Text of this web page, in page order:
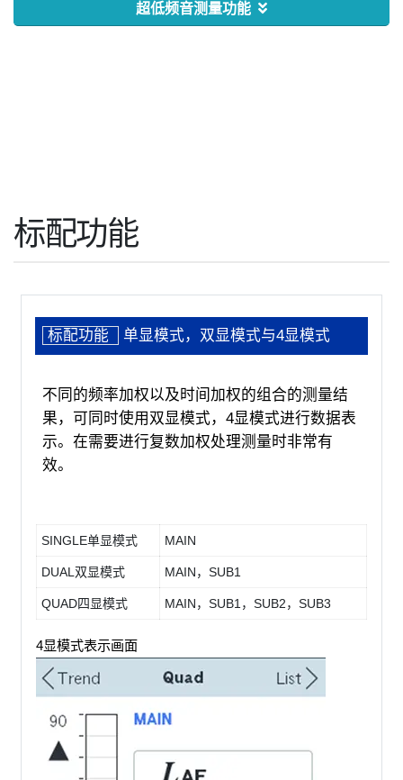
超低频音测量功能
标配功能
标配功能 单显模式，双显模式与4显模式
不同的频率加权以及时间加权的组合的测量结
果，可同时使用双显模式，4显模式进行数据表
示。在需要进行复数加权处理测量时非常有
效。
SINGLE单显模式 MAIN
DUAL双显模式 MAIN，SUB1
QUAD四显模式 MAIN，SUB1，SUB2，SUB3
4显模式表示画面